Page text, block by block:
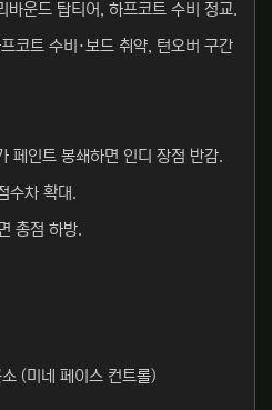
바운드 탑티어, 하프코트 수비 정교.
코트 수비·보드 취약, 턴오버 구간
페인트 봉쇄하면 인디 장점 반감.
수차 확대.
총점 하방.
(미네 페이스 컨트롤)